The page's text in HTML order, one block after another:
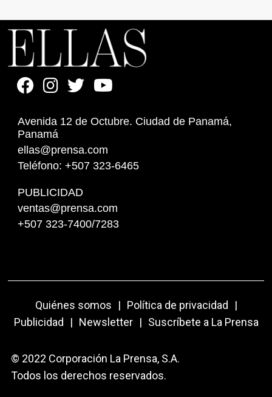
Avenida 12 de Octubre. Ciudad de Panamá,
Panamá
ellas@prensa.com
Teléfono: +507 323-6465
PUBLICIDAD
ventas@prensa.com
+507 323-7400/7283
Quiénes somos | Política de privacidad
|
Publicidad
| Newsletter | Suscríbete a La Prensa
© 2022 Corporación La Prensa, S.A.
Todos los derechos reservados.